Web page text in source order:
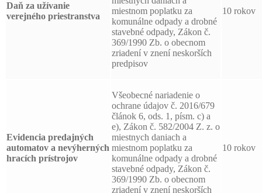
Daň za užívanie
verejného priestranstva
miestnom poplatku za
komunálne odpady a drobné
stavebné odpady, Zákon č.
369/1990 Zb. o obecnom
zriadení v znení neskorších
predpisov
10 rokov
Evidencia predajných
automatov a nevýherných
hracích prístrojov
Všeobecné nariadenie o
ochrane údajov č. 2016/679
článok 6, ods. 1, písm. c) a
e), Zákon č. 582/2004 Z. z. o
miestnych daniach a
miestnom poplatku za
komunálne odpady a drobné
stavebné odpady, Zákon č.
369/1990 Zb. o obecnom
zriadení v znení neskorších
10 rokov